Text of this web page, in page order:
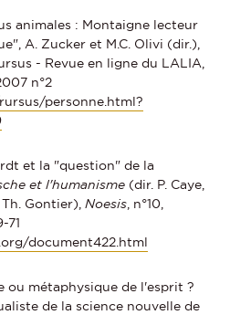
animales : Montaigne lecteur
A. Zucker et M.C. Olivi (dir.),
- Revue en ligne du LALIA,
n°2
personne.html?
et la "question" de la
et l'humanisme (dir. P. Caye,
Gontier), Noesis, n°10,
71
document422.html
ou métaphysique de l'esprit ?
de la science nouvelle de